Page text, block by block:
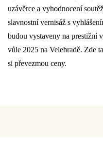
uzávěrce a vyhodnocení
slavnostní vernisáž s
budou vystaveny na prestižní
vůle 2025 na Velehradě. Zde
si převezmou ceny.